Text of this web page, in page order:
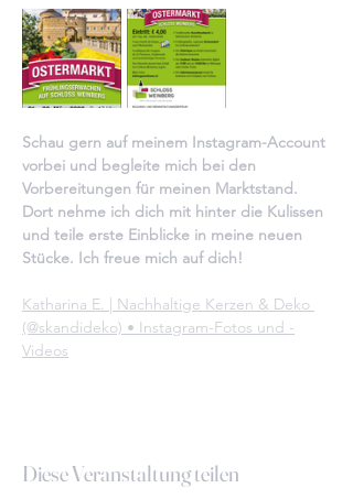
Schau gern auf meinem Instagram-Account
vorbei und begleite mich bei den
Vorbereitungen für meinen Marktstand.
Dort nehme ich dich mit hinter die Kulissen
und teile erste Einblicke in meine neuen
Stücke. Ich freue mich auf dich!
Katharina E. | Nachhaltige Kerzen & Deko
(@skandideko) • Instagram-Fotos und -
Videos
Diese Veranstaltung teilen